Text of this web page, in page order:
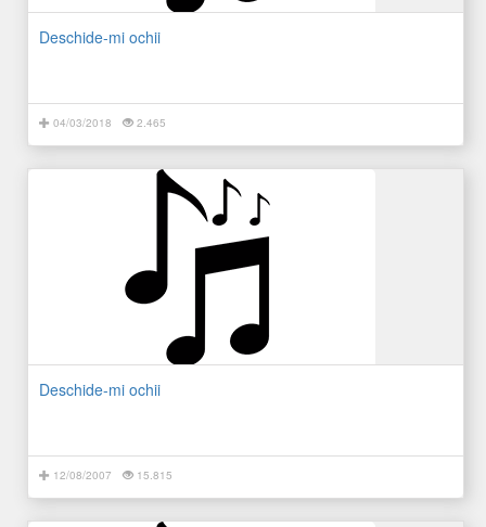
Deschide-mi ochii
04/03/2018 2.465
Deschide-mi ochii
12/08/2007 15.815